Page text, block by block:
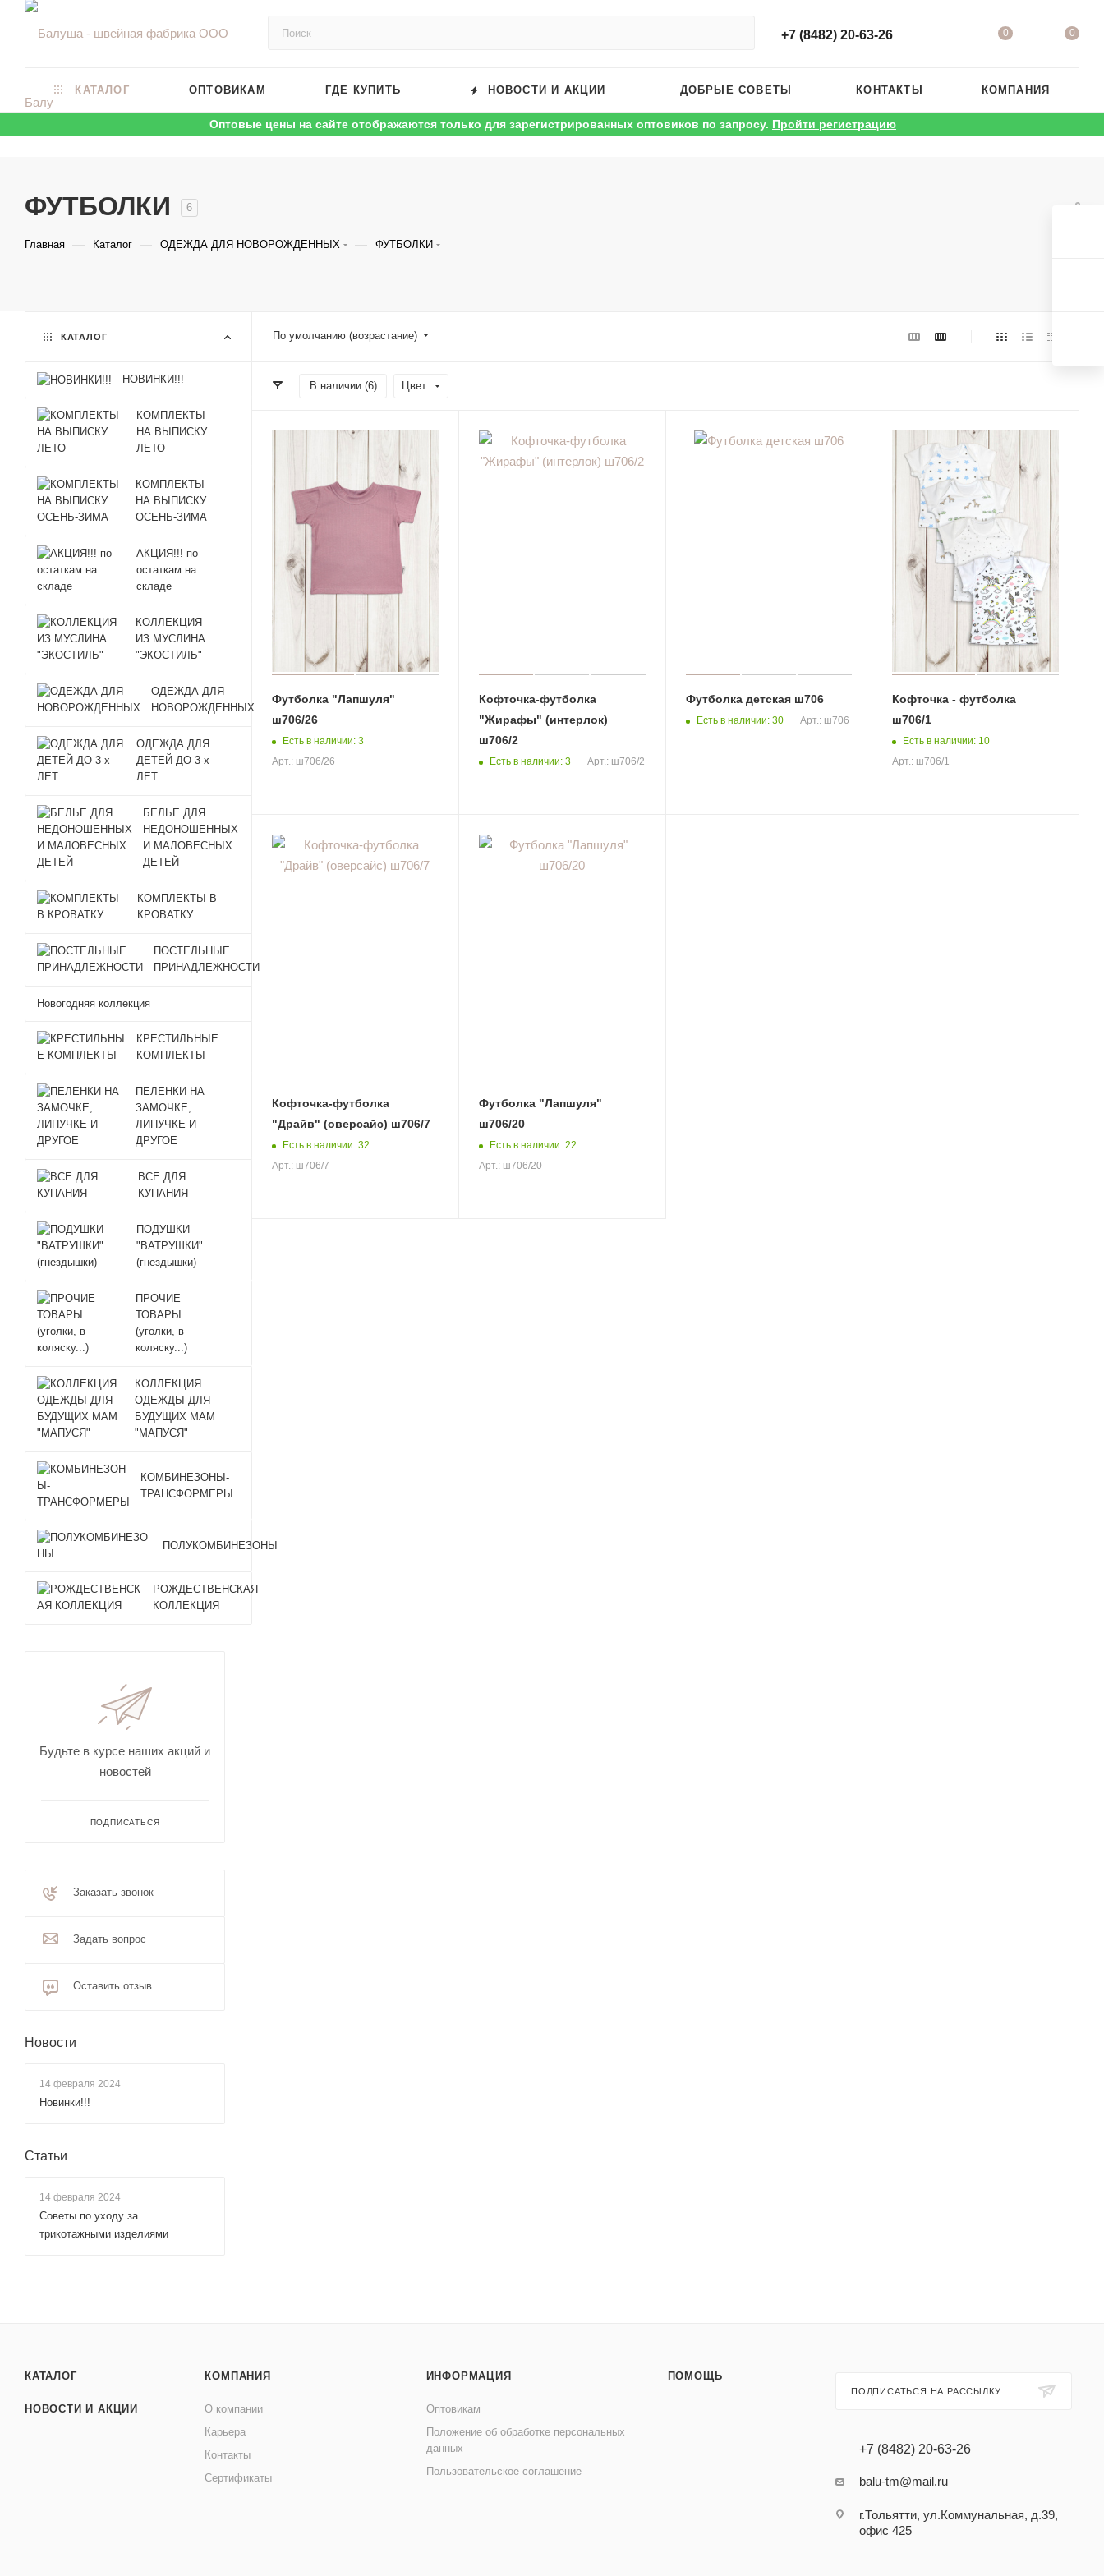
+7 (8482) 20-63-26 0 0
КАТАЛОГ ОПТОВИКАМ ГДЕ КУПИТЬ НОВОСТИ И АКЦИИ ДОБРЫЕ СОВЕТЫ КОНТАКТЫ КОМПАНИЯ
Оптовые цены на сайте отображаются только для зарегистрированных оптовиков по запросу. Пройти регистрацию
ФУТБОЛКИ 6
Главная — Каталог — ОДЕЖДА ДЛЯ НОВОРОЖДЕННЫХ — ФУТБОЛКИ
По умолчанию (возрастание)
В наличии (6) Цвет
Футболка "Лапшуля"
ш706/26
Есть в наличии: 3
Арт.: ш706/26
Кофточка-футболка
"Жирафы" (интерлок)
ш706/2
Есть в наличии: 3 Арт.: ш706/2
Футболка детская ш706
Есть в наличии: 30 Арт.: ш706
Кофточка - футболка
ш706/1
Есть в наличии: 10
Арт.: ш706/1
Кофточка-футболка
"Драйв" (оверсайс) ш706/7
Есть в наличии: 32
Арт.: ш706/7
Футболка "Лапшуля"
ш706/20
Есть в наличии: 22
Арт.: ш706/20
КАТАЛОГ
НОВИНКИ!!!
КОМПЛЕКТЫ
НА ВЫПИСКУ:
ЛЕТО
КОМПЛЕКТЫ
НА ВЫПИСКУ:
ОСЕНЬ-ЗИМА
АКЦИЯ!!! по
остаткам на
складе
КОЛЛЕКЦИЯ
ИЗ МУСЛИНА
"ЭКОСТИЛЬ"
ОДЕЖДА ДЛЯ
НОВОРОЖДЕННЫХ
ОДЕЖДА ДЛЯ
ДЕТЕЙ ДО 3-х
ЛЕТ
БЕЛЬЕ ДЛЯ
НЕДОНОШЕННЫХ
И МАЛОВЕСНЫХ
ДЕТЕЙ
КОМПЛЕКТЫ В
КРОВАТКУ
ПОСТЕЛЬНЫЕ
ПРИНАДЛЕЖНОСТИ
Новогодняя коллекция
КРЕСТИЛЬНЫЕ
КОМПЛЕКТЫ
ПЕЛЕНКИ НА
ЗАМОЧКЕ,
ЛИПУЧКЕ И
ДРУГОЕ
ВСЕ ДЛЯ
КУПАНИЯ
ПОДУШКИ
"ВАТРУШКИ"
(гнездышки)
ПРОЧИЕ
ТОВАРЫ
(уголки, в
коляску...)
КОЛЛЕКЦИЯ
ОДЕЖДЫ ДЛЯ
БУДУЩИХ МАМ
"МАПУСЯ"
КОМБИНЕЗОНЫ-
ТРАНСФОРМЕРЫ
ПОЛУКОМБИНЕЗОНЫ
РОЖДЕСТВЕНСКАЯ
КОЛЛЕКЦИЯ
Будьте в курсе наших акций и
новостей
ПОДПИСАТЬСЯ
Заказать звонок
Задать вопрос
Оставить отзыв
Новости
14 февраля 2024
Новинки!!!
Статьи
14 февраля 2024
Советы по уходу за
трикотажными изделиями
КАТАЛОГ
НОВОСТИ И АКЦИИ
КОМПАНИЯ
О компании
Карьера
Контакты
Сертификаты
ИНФОРМАЦИЯ
Оптовикам
Положение об обработке персональных
данных
Пользовательское соглашение
ПОМОЩЬ
ПОДПИСАТЬСЯ НА РАССЫЛКУ
+7 (8482) 20-63-26
balu-tm@mail.ru
г.Тольятти, ул.Коммунальная, д.39,
офис 425